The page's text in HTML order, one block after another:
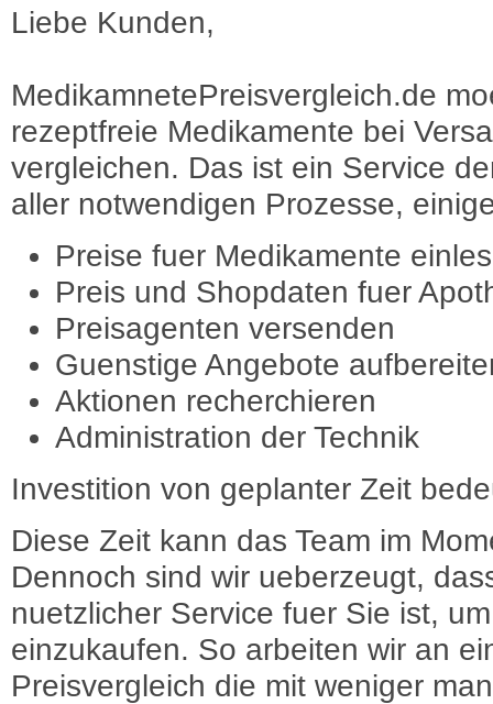
Liebe Kunden,
MedikamnetePreisvergleich.de
rezeptfreie Medikamente bei
vergleichen. Das ist ein Service
aller notwendigen Prozesse,
Preise fuer Medikamente
Preis und Shopdaten fuer
Preisagenten versenden
Guenstige Angebote
Aktionen recherchieren
Administration der Technik
Investition von geplanter Zeit
Diese Zeit kann das Team im
Dennoch sind wir ueberzeugt,
nuetzlicher Service fuer Sie ist,
einzukaufen. So arbeiten wir an
Preisvergleich die mit weniger